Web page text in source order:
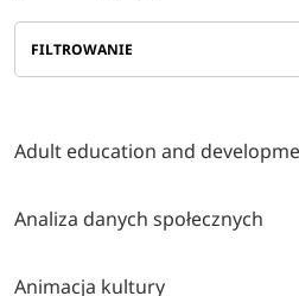
FILTROWANIE
Adult education and
Analiza danych społecznych
Animacja kultury